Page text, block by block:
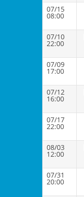
07/15
08:00
07/10
22:00
07/09
17:00
07/12
16:00
07/17
22:00
08/03
12:00
07/31
20:00